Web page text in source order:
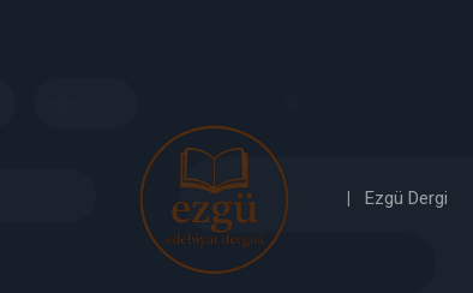
deneme
bonusu
verabet
| Ezgü Dergi